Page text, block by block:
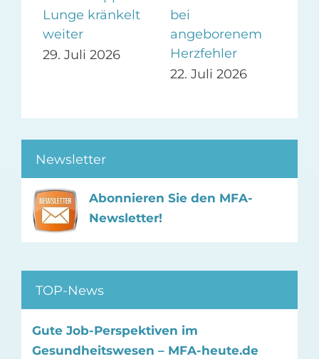
Lunge kränkelt
weiter
29. Juli 2026
bei
angeborenem
Herzfehler
22. Juli 2026
Newsletter
Abonnieren Sie den MFA-
Newsletter!
TOP-News
Gute Job-Perspektiven im
Gesundheitswesen – MFA-heute.de